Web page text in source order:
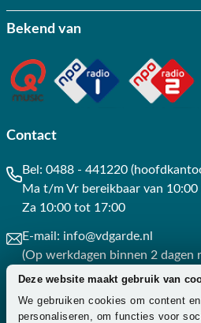
Deze website maakt gebruik van
We gebruiken cookies om content
personaliseren, om functies voor
Bekend van
Contact
Bel: 0488 - 441220
Ma t/m Vr bereikbaar van
Za 10:00 tot 17:00
E-mail: info@vdgarde.nl
(Op werkdagen binnen 2 dagen
Whatsapp: 0488441220
(Op werkdagen binnen 3 uur